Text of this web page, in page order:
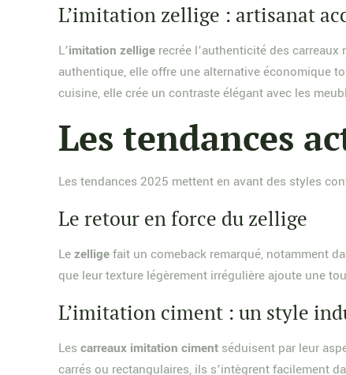
L’imitation zellige : artisanat
L’imitation zellige recrée l’authenticité des
authentique, elle offre une alternative économique
cuisine, elle crée un contraste élégant avec les
Les tendances
Les tendances 2025 mettent en avant des styles
Le retour en force du zellige
Lezelligefait un comeback remarqué, notamment
que leur texture légèrement irrégulière ajoute une
L’imitation ciment : un style
Lescarreaux imitation ciment séduisent par leur
carrés ou rectangulaires, ils s’intègrent facilement